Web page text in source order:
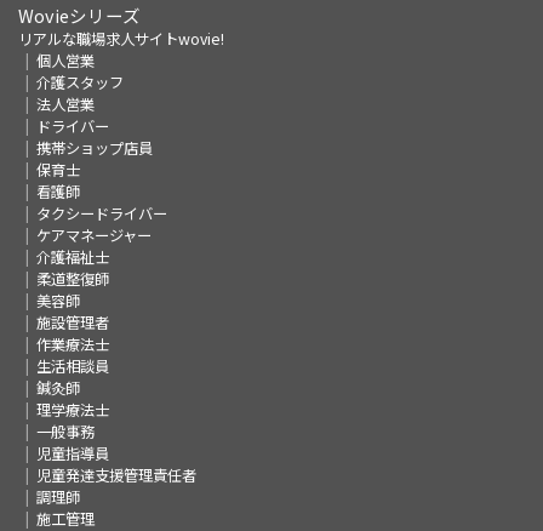
Wovieシリーズ
リアルな職場求人サイトwovie!
個人営業
介護スタッフ
法人営業
ドライバー
携帯ショップ店員
保育士
看護師
タクシードライバー
ケアマネージャー
介護福祉士
柔道整復師
美容師
施設管理者
作業療法士
生活相談員
鍼灸師
理学療法士
一般事務
児童指導員
児童発達支援管理責任者
調理師
施工管理